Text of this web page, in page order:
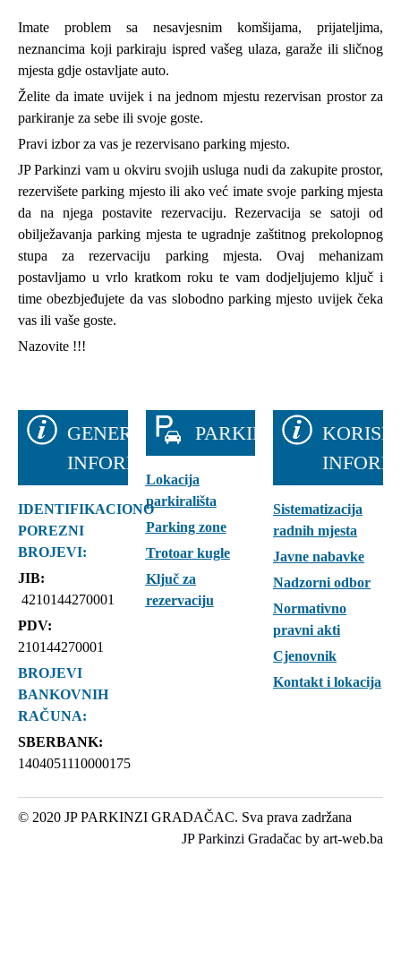
Imate problem sa nesavjesnim komšijama, prijateljima,
neznancima koji parkiraju ispred vašeg ulaza, garaže ili sličnog
mjesta gdje ostavljate auto.
Želite da imate uvijek i na jednom mjestu rezervisan prostor za
parkiranje za sebe ili svoje goste.
Pravi izbor za vas je rezervisano parking mjesto.
JP Parkinzi vam u okviru svojih usluga nudi da zakupite prostor,
rezervišete parking mjesto ili ako već imate svoje parking mjesta
da na njega postavite rezervaciju. Rezervacija se satoji od
obilježavanja parking mjesta te ugradnje zaštitnog prekolopnog
stupa za rezervaciju parking mjesta. Ovaj mehanizam
postavljamo u vrlo kratkom roku te vam dodjeljujemo ključ i
time obezbjeđujete da vas slobodno parking mjesto uvijek čeka
vas ili vaše goste.
Nazovite !!!
GENERALNE
INFORMACIJE
IDENTIFIKACIONO
POREZNI
BROJEVI:
JIB:
4210144270001
PDV:
210144270001
BROJEVI
BANKOVNIH
RAČUNA:
SBERBANK:
1404051110000175
PARKIRALIŠTA
Lokacija
parkirališta
Parking zone
Trotoar kugle
Ključ za
rezervaciju
Sistematizacija
radnih mjesta
Javne nabavke
Nadzorni odbor
Normativno
pravni akti
Cjenovnik
Kontakt i lokacija
© 2020 JP PARKINZI GRADAČAC. Sva prava zadržana
JP Parkinzi Gradačac by art-web.ba